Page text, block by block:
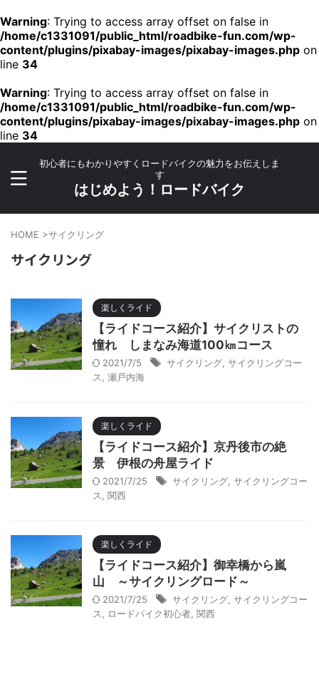
Warning: Trying to access array offset on false in
/home/c1331091/public_html/roadbike-fun.com/wp-
content/plugins/pixabay-images/pixabay-images.php on
line 34
Warning: Trying to access array offset on false in
/home/c1331091/public_html/roadbike-fun.com/wp-
content/plugins/pixabay-images/pixabay-images.php on
line 34
初心者にもわかりやすくロードバイクの魅力をお伝えしま
す
はじめよう！ロードバイク
HOME >サイクリング
サイクリング
楽しくライド
【ライドコース紹介】サイクリストの
憧れ しまなみ海道100㎞コース
2021/7/5 サイクリング サイクリングコー
ス
瀬戸内海
楽しくライド
【ライドコース紹介】京丹後市の絶
景 伊根の舟屋ライド
2021/7/25 サイクリング サイクリングコー
ス
関西
楽しくライド
【ライドコース紹介】御幸橋から嵐
山 ～サイクリングロード～
2021/7/25 サイクリング サイクリングコー
ス
ロードバイク初心者 関西